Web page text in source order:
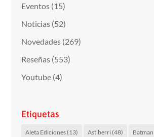
Eventos (15)
Noticias (52)
Novedades (269)
Reseñas (553)
Youtube (4)
Etiquetas
Aleta Ediciones(13) Astiberri(48) Batman